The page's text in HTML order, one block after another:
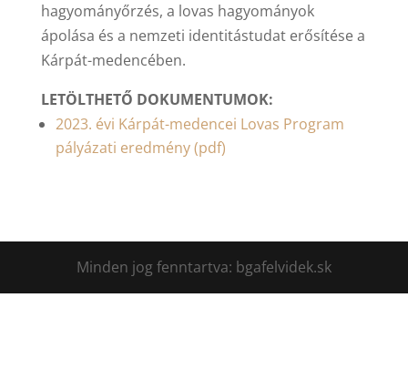
hagyományőrzés, a lovas hagyományok
ápolása és a nemzeti identitástudat erősítése a
Kárpát-medencében.
LETÖLTHETŐ DOKUMENTUMOK:
2023. évi Kárpát-medencei Lovas Program
pályázati eredmény (pdf)
Minden jog fenntartva: bgafelvidek.sk